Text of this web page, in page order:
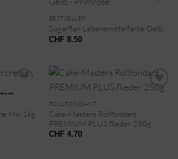
BESTSELLER
Sugarflair Lebensmittelfarbe Gelb
CHF8.50
Mix 1kg
ROLLFONDANT
Cake-Masters Rollfondant
PREMIUM PLUS flieder 250g
CHF4.70